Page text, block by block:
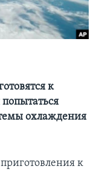
к
охлаждения
к